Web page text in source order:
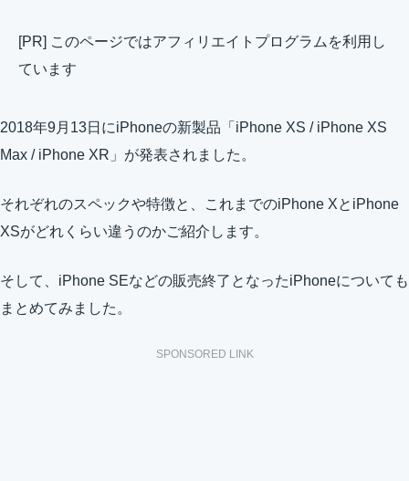
[PR] このページではアフィリエイトプログラムを利用し
ています
2018年9月13日にiPhoneの新製品「iPhone XS / iPhone XS
Max / iPhone XR」が発表されました。
それぞれのスペックや特徴と、これまでのiPhone XとiPhone
XSがどれくらい違うのかご紹介します。
そして、iPhone SEなどの販売終了となったiPhoneについても
まとめてみました。
SPONSORED LINK